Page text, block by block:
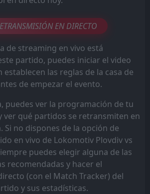
EN DIRECTO
de streaming en vivo está
partido, puedes iniciar el video
las reglas de la casa de
de empezar el evento.
puedes ver la programación de tu
ver qué partidos se retransmiten en
Si no dispones de la opción de
en vivo de Lokomotiv Plovdiv vs
puedes elegir alguna de las
recomendadas y hacer el
(con el Match Tracker) del
y sus estadísticas.